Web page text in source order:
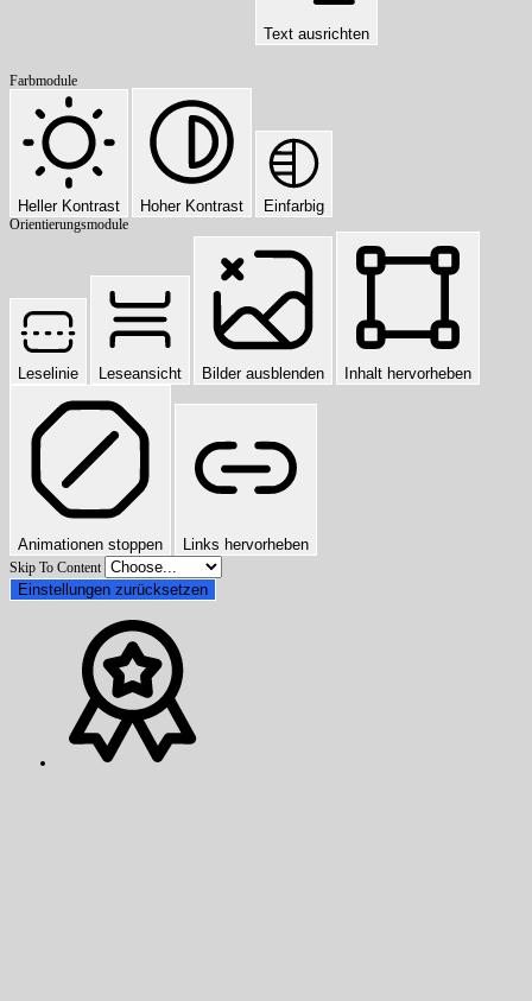
Text ausrichten
Farbmodule
Heller Kontrast Hoher Kontrast Einfarbig
Orientierungsmodule
Leselinie Leseansicht Bilder ausblenden Inhalt hervorheben
Animationen stoppen Links hervorheben
Skip To Content
Einstellungen zurücksetzen